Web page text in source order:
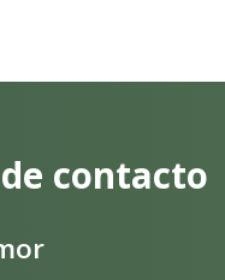
contacto